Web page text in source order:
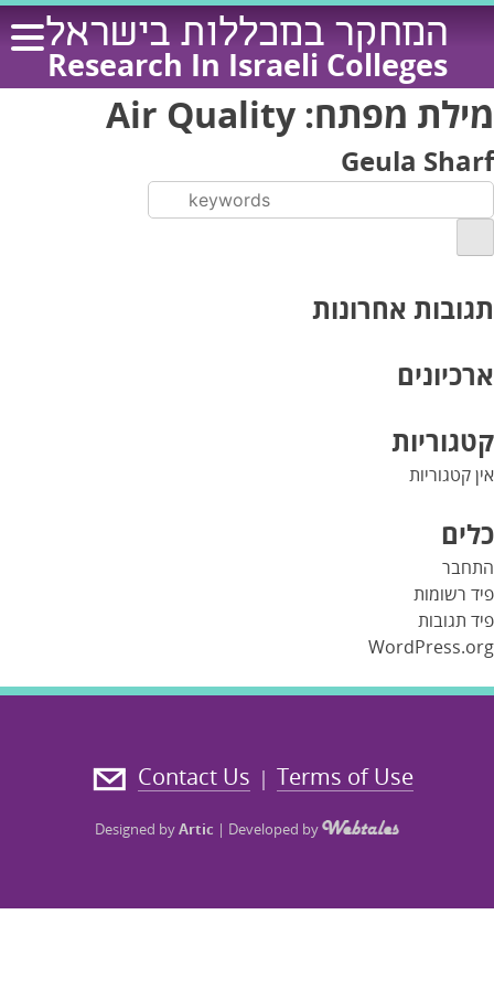
Skip
content
המחקר במכללות בישראל
Research In Israeli Colleges
מילת מפתח: Air Quality
Geula Sharf
תגובות אחרונות
ארכיונים
קטגוריות
אין קטגוריות
כלים
התחבר
פיד רשומות
פיד תגובות
WordPress.org
Terms of Use
|
Contact Us
Designed byArtic | Developed by